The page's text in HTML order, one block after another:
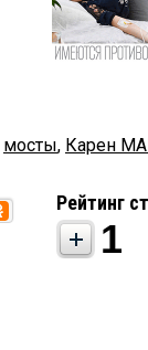
мосты, Карен
Рейтинг
1